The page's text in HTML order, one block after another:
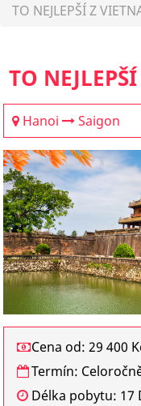
TO NEJLEPŠÍ Z
TO
Hanoi Saigon
Cena od: 29 400
Termín:
Délka pobytu: 17